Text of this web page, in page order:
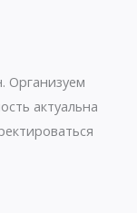
Организуем
актуальна